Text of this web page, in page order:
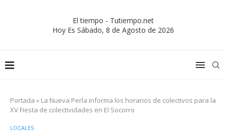
El tiempo - Tutiempo.net
Hoy Es Sábado, 8 de Agosto de 2026
Portada » La Nueva Perla informa los horarios de colectivos para la
XV Fiesta de colectividades en El Socorro
LOCALES